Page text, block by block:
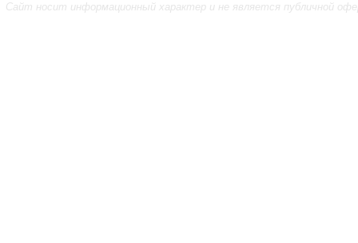
Сайт носит информационный характер и не является публичной